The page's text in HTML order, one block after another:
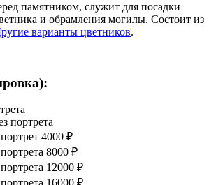
памятником, служит для посадки
и обрамления могилы. Состоит из
варианты цветников.
портрета
4000 ₽
8000 ₽
12000 ₽